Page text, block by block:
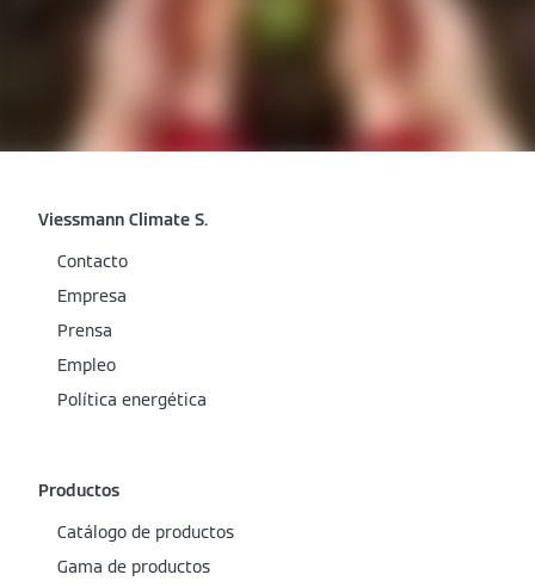
Viessmann Climate S.
Contacto
Empresa
Prensa
Empleo
Política energética
Productos
Catálogo de productos
Gama de productos